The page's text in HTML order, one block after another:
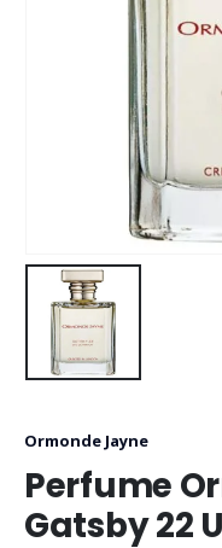
Ormonde Jayne
Perfume
Gatsby 22